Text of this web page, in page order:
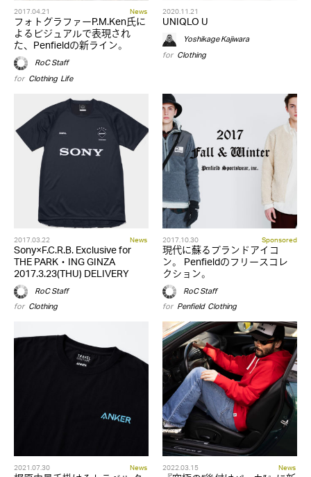
2017.04.21 News
フォトグラファーP.M.Ken氏に
よるビジュアルで表現され
た、Penfieldの新ライン。
RoC Staff
for Clothing,Life
2020.11.21
UNIQLO U
Yoshikage Kajiwara
for Clothing
2017.03.22 News
Sony×F.C.R.B. Exclusive for
THE PARK・ING GINZA
2017.3.23(THU) DELIVERY
RoC Staff
for Clothing
2017.10.30 Sponsored
現代に蘇るブランドアイコ
ン。 Penfieldのフリースコレ
クション。
RoC Staff
for Penfield,Clothing
2021.07.30 News 2022.03.15 News